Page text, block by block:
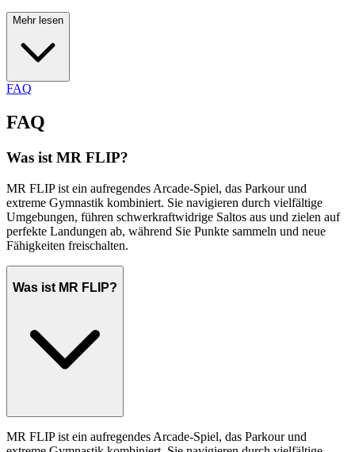
Mehr lesen
FAQ
FAQ
Was ist MR FLIP?
MR FLIP ist ein aufregendes Arcade-Spiel, das Parkour und
extreme Gymnastik kombiniert. Sie navigieren durch vielfältige
Umgebungen, führen schwerkraftwidrige Saltos aus und zielen auf
perfekte Landungen ab, während Sie Punkte sammeln und neue
Fähigkeiten freischalten.
Was ist MR FLIP?
MR FLIP ist ein aufregendes Arcade-Spiel, das Parkour und